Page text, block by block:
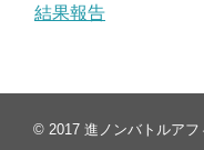
結果報告
© 2017 進ノンバトルアフ